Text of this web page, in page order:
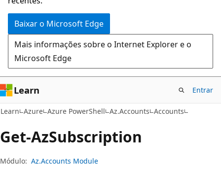
na
página
Baixar o Microsoft Edge
Mais informações sobre o Internet Explorer e o
Microsoft Edge
Learn Entrar
Learn Azure Azure PowerShell Az.Accounts Accounts
Get-AzSubscription
Módulo: Az.Accounts Module